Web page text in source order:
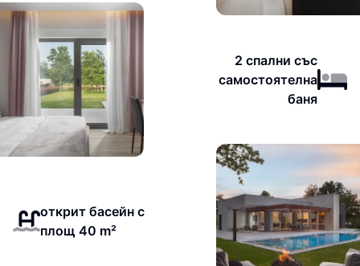
2 спални със
самостоятелна
баня
открит басейн с
площ 40 m²